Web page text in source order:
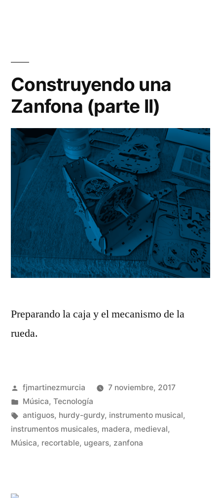
Construyendo una
Zanfona (parte II)
Preparando la caja y el mecanismo de la
rueda.
Publicado
por
fjmartinezmurcia
7 noviembre, 2017
Publicado
en
Música, Tecnología
Etiquetas:
antiguos, hurdy-gurdy, instrumento musical,
instrumentos musicales, madera, medieval,
Música, recortable, ugears, zanfona